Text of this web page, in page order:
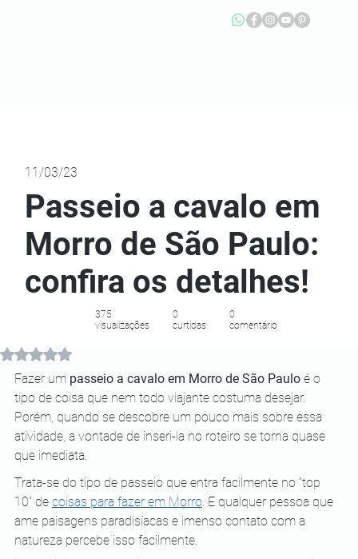
Avaliado com NaN de 5 estrelas.
Fazer um passeio a cavalo em Morro de São Paulo é o
tipo de coisa que nem todo viajante costuma desejar.
Porém, quando se descobre um pouco mais sobre essa
atividade, a vontade de inseri-la no roteiro se torna quase
que imediata.
Trata-se do tipo de passeio que entra facilmente no “top
10” de coisas para fazer em Morro. E qualquer pessoa que
ame paisagens paradisíacas e imenso contato com a
natureza percebe isso facilmente.
375
visualizações
0
curtidas
0
comentário
Passeio a cavalo em
Morro de São Paulo:
confira os detalhes!
11/03/23